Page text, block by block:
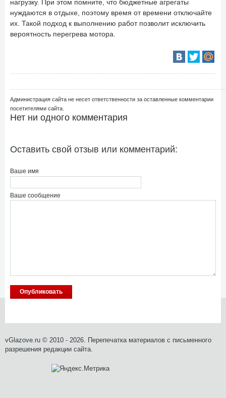
нагрузку. При этом помните, что бюджетные агрегаты
нуждаются в отдыхе, поэтому время от времени отключайте
их. Такой подход к выполнению работ позволит исключить
вероятность перегрева мотора.
Администрация сайта не несет ответственности за оставленные комментарии
посетителями сайта.
Нет ни одного комментария
Оставить свой отзыв или комментарий:
Ваше имя
Ваше сообщение
vGlazove.ru © 2010 - 2026. Перепечатка материалов с письменного
разрешения редакции сайта.